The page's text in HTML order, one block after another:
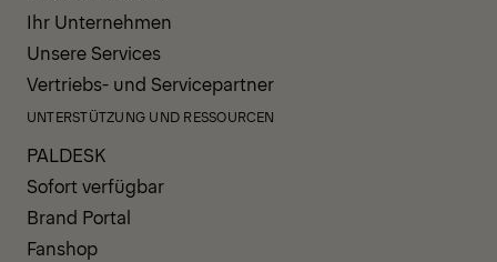
Ihr Unternehmen
Unsere Services
Vertriebs- und Servicepartner
UNTERSTÜTZUNG UND RESSOURCEN
PALDESK
Sofort verfügbar
Brand Portal
Fanshop